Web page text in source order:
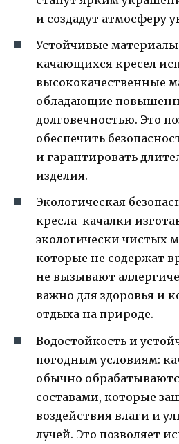
и создадут атмосферу
Устойчивые
качающихся кресел
высококачественные
обладающие
долговечностью. Это
обеспечить
и гарантировать
изделия.
Экологическая
кресла-качалки
экологически чистых
которые не содержат
не вызывают
важно для здоровья и
отдыха на природе.
Водостойкость и
погодным условиям:
обычно
составами, которые
воздействия влаги и
лучей. Это позволяет